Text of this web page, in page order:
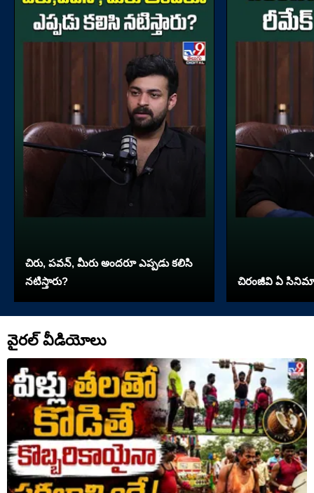
చిరు, పవన్, మీరు అందరూ ఎప్పడు కలిసి
నటిస్తారు?
చిరంజీవి ఏ సినిమా
వైరల్ వీడియోలు